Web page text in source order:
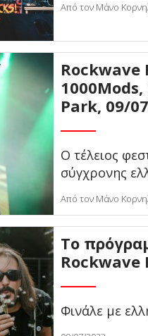
Από τον Μάνο
Park, 09/
Ο τέλειος
σύγχρονης
Από τον Μάνο
Το
Rockwave
Φινάλε με